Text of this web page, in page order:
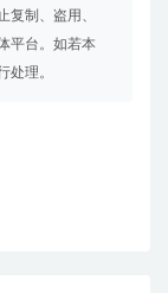
复制、盗用、
平台。如若本
处理。